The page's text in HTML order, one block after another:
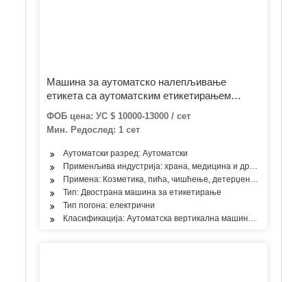
Машина за аутоматско налепљивање
етикета са аутоматским етикетирањем
положаја округле боце
ФОБ цена: УС $ 10000-13000 / сет
Мин. Редослед: 1 сет
Аутоматски разред: Аутоматски
Применљива индустрија: храна, медицина и друге индустрије
Примена: Козметика, пића, чишћење, детерџент, производи
Тип: Двострана машина за етикетирање
Тип погона: електрични
Класификација: Аутоматска вертикална машина за